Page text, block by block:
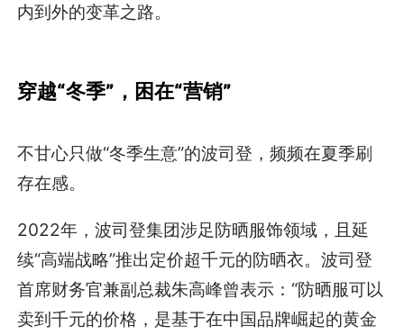
内到外的变革之路。
穿越“冬季”，困在“营销”
不甘心只做“冬季生意”的波司登，频频在夏季刷
存在感。
2022年，波司登集团涉足防晒服饰领域，且延
续“高端战略”推出定价超千元的防晒衣。波司登
首席财务官兼副总裁朱高峰曾表示：“防晒服可以
卖到千元的价格，是基于在中国品牌崛起的黄金